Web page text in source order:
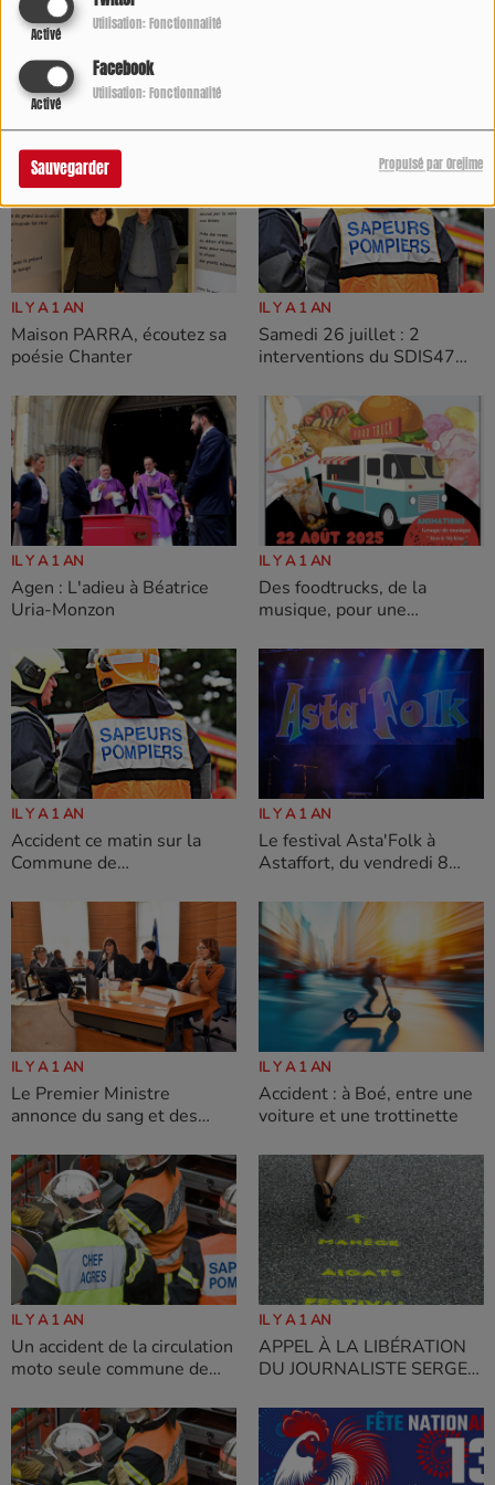
Activé
Utilisation: Fonctionnalité
Facebook
Activé
Utilisation: Fonctionnalité
Sauvegarder Propulsé par Orejime
Feu de hangar agricole de
800 m², commune de
Casseneuil
s’anime tout le mois d’août
IL Y A 1 AN
Maison PARRA, écoutez sa
poésie Chanter
IL Y A 1 AN
Samedi 26 juillet : 2
interventions du SDIS47
IL Y A 1 AN
Agen : L'adieu à Béatrice
Uria-Monzon
IL Y A 1 AN
Des foodtrucks, de la
musique, pour une
Boé-Cités le 22 août
IL Y A 1 AN
Accident ce matin sur la
Commune de
IL Y A 1 AN
Le festival Asta'Folk à
Astaffort, du vendredi 8
2025 .
IL Y A 1 AN
Le Premier Ministre
annonce du sang et des
réparer sera notre combat »,
réagit Sophie Borderie
IL Y A 1 AN
Accident : à Boé, entre une
voiture et une trottinette
IL Y A 1 AN
Un accident de la circulation
moto seule commune de
IL Y A 1 AN
APPEL À LA LIBÉRATION
DU JOURNALISTE SERGE